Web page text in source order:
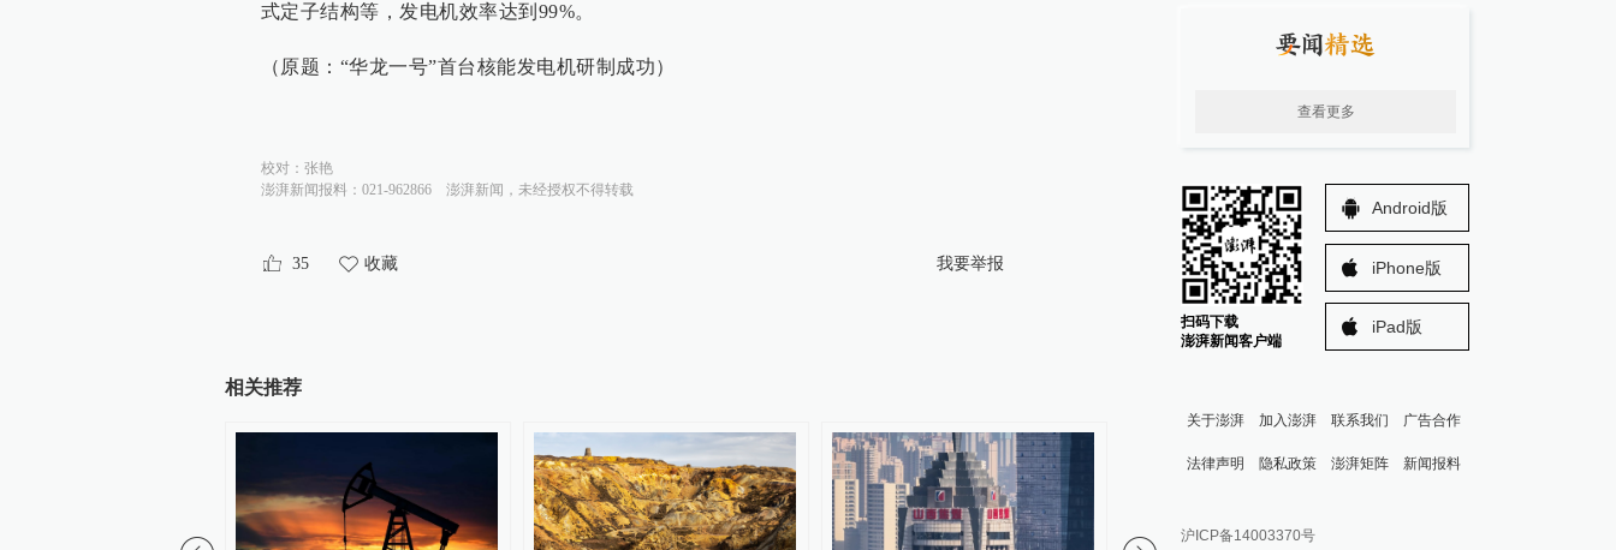
式定子结构等，发电机效率达到99%。
（原题：“华龙一号”首台核能发电机研制成功）
校对： 张艳
澎湃新闻报料：021-962866
澎湃新闻，未经授权不得转载
35 收藏 我要举报
相关推荐
查看更多
扫码下载
澎湃新闻客户端
Android版
iPhone版
iPad版
关于澎湃 加入澎湃 联系我们 广告合作
法律声明 隐私政策 澎湃矩阵
澎湃新闻公众号
新闻报料
报料邮箱: news@thepaper.cn
沪ICP备14003370号